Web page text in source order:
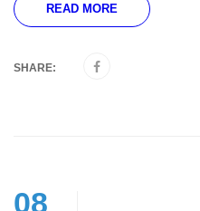
READ MORE
SHARE:
08